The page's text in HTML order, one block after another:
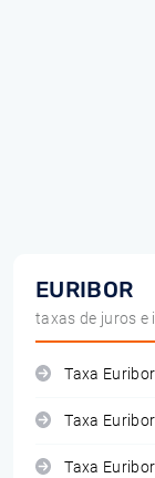
EURIBOR
taxas de juros e
Taxa
Taxa
Taxa